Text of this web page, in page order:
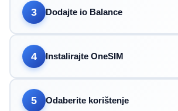
3 Dodajte io Balance
4 Instalirajte OneSIM
5 Odaberite korištenje